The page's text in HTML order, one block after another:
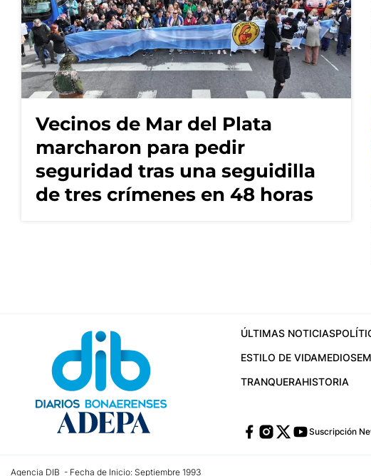
Vecinos de Mar del Plata
marcharon para pedir
seguridad tras una seguidilla
de tres crímenes en 48 horas
ÚLTIMAS NOTICIAS
ESTILO DE VIDAMEDIOS
TRANQUERAHISTORIA
Suscripción
Agencia DIB - Fecha de Inicio: Septiembre 1993